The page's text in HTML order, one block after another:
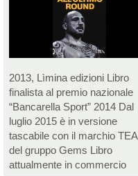
2013, Lìmina edizioni Libro
finalista al premio nazionale
“Bancarella Sport” 2014 Dal
luglio 2015 è in versione
tascabile con il marchio TEA
del gruppo Gems Libro
attualmente in commercio